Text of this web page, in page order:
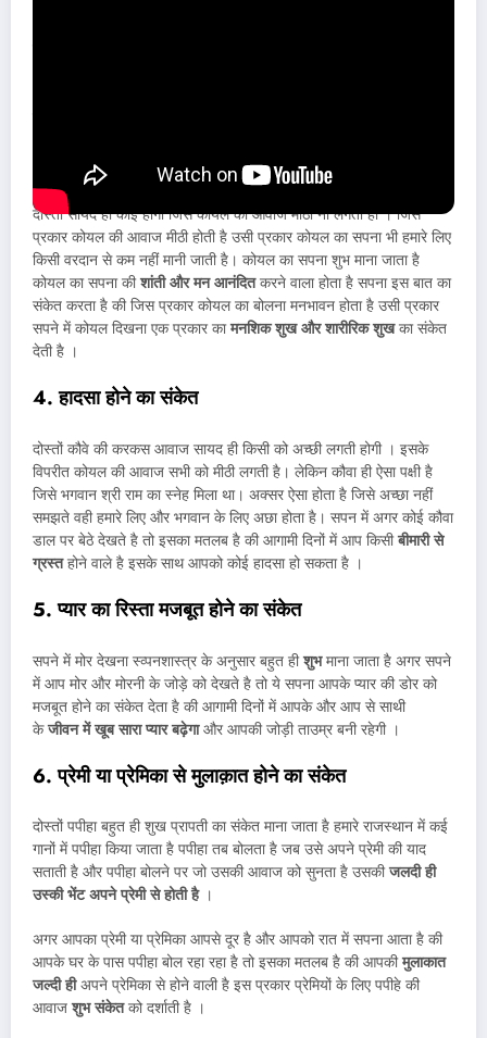
3. शारीरिक और मानसिक सुख की प्रापती का संकेत
दोस्तो सायद ही कोई होगा जिसे कोयल की आवाज मीठी ना लगती हो । जिस
प्रकार कोयल की आवाज मीठी होती है उसी प्रकार कोयल का सपना भी हमारे लिए
किसी वरदान से कम नहीं मानी जाती है। कोयल का सपना शुभ माना जाता है
कोयल का सपना कीशांती और मन आनंदितकरने वाला होता है सपना इस बात का
संकेत करता है की जिस प्रकार कोयल का बोलना मनभावन होता है उसी प्रकार
सपने में कोयल दिखना एक प्रकार कामनशिक शुख और शारीरिक शुखका संकेत
देती है ।
4. हादसा होने का संकेत
दोस्तों कौवे की करकस आवाज सायद ही किसी को अच्छी लगती होगी । इसके
विपरीत कोयल की आवाज सभी को मीठी लगती है। लेकिन कौवा ही ऐसा पक्षी है
जिसे भगवान श्री राम का स्नेह मिला था। अक्सर ऐसा होता है जिसे अच्छा नहीं
समझते वही हमारे लिए और भगवान के लिए अछा होता है। सपन में अगर कोई कौवा
डाल पर बेठे देखते है तो इसका मतलब है की आगामी दिनों में आप किसीबीमारी से
ग्रस्तहोने वाले है इसके साथ आपको कोई हादसा हो सकता है ।
5. प्यार का रिस्ता मजबूत होने का संकेत
सपने में मोर देखना स्व्पनशास्त्र के अनुसार बहुत हीशुभमाना जाता है अगर सपने
में आप मोर और मोरनी के जोड़े को देखते है तो ये सपना आपके प्यार की डोर को
मजबूत होने का संकेत देता है की आगामी दिनों में आपके और आप से साथी
केजीवन में खूब सारा प्यार बढ़ेगाऔर आपकी जोड़ी ताउम्र बनी रहेगी ।
6. प्रेमी या प्रेमिका से मुलाक़ात होने का संकेत
दोस्तों पपीहा बहुत ही शुख प्रापती का संकेत माना जाता है हमारे राजस्थान में कई
गानों में पपीहा किया जाता है पपीहा तब बोलता है जब उसे अपने प्रेमी की याद
सताती है और पपीहा बोलने पर जो उसकी आवाज को सुनता है उसकीजलदी ही
उस्की भेंट अपने प्रेमी से होती है।
अगर आपका प्रेमी या प्रेमिका आपसे दूर है और आपको रात में सपना आता है की
आपके घर के पास पपीहा बोल रहा रहा है तो इसका मतलब है की आपकीमुलाकात
जल्दी हीअपने प्रेमिका से होने वाली है इस प्रकार प्रेमियों के लिए पपीहे की
आवाजशुभ संकेतको दर्शाती है ।